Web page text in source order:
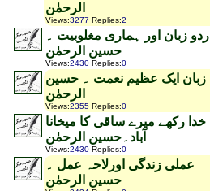
الرحمٰن
Views:3277 Replies:2
اردو زبان اور ہماری مغلوبیت ۔
حسین الرحمٰن
Views:2430 Replies:0
زبان ایک عظیم نعمت ۔ حسین
الرحمٰن
Views:2355 Replies:0
خدا رکھے میرے ساقی کا میخانا
آباد۔حسین الرحمٰن
Views:2430 Replies:0
عملی زندگی اورلاحہ عمل ۔
حسین الرحمٰن